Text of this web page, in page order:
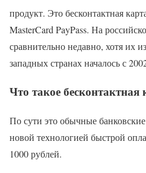
продукт. Это бесконтактная
MasterCard PayPass. На
сравнительно недавно, хотя их
западных странах началось с
Что такое бесконтактная
По сути это обычные
новой технологией быстрой
1000 рублей.